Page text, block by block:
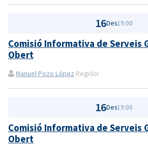
16Des19:00
Comisió Informativa de Serveis
Obert
Manuel Pozo López Regidor
16Des19:00
Comisió Informativa de Serveis
Obert